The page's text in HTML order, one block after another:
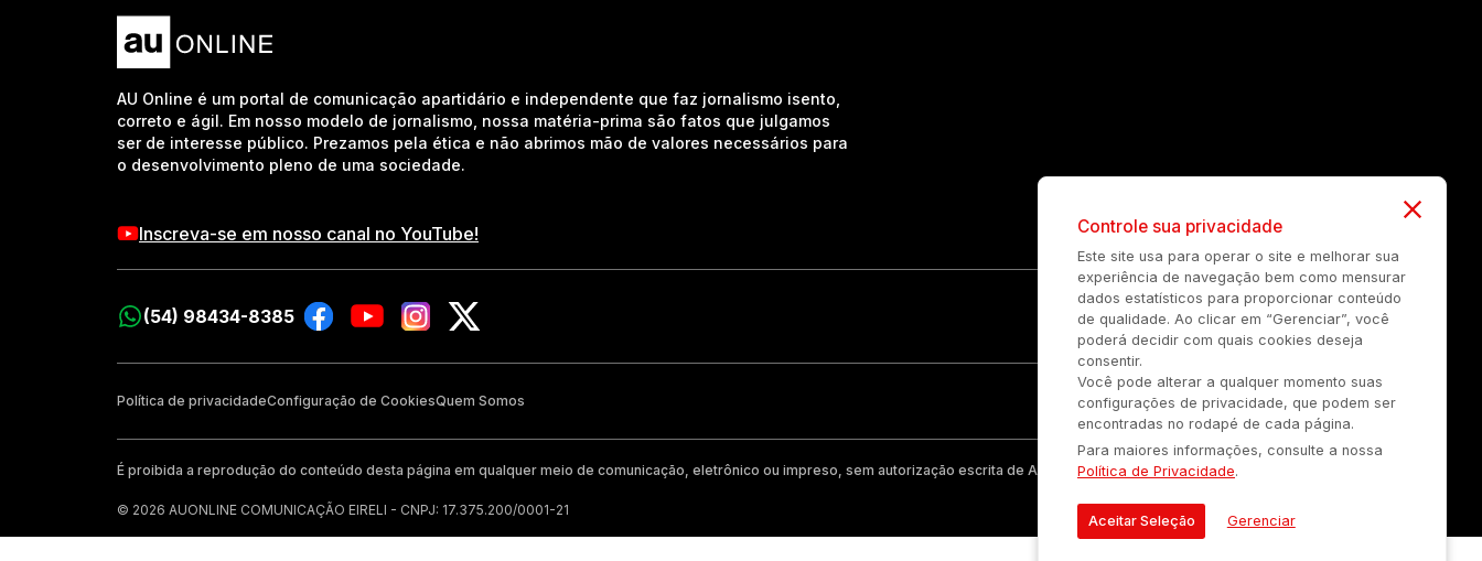
AU Online é um portal de comunicação apartidário e independente que faz jornalismo isento,
correto e ágil. Em nosso modelo de jornalismo, nossa matéria-prima são fatos que julgamos
ser de interesse público. Prezamos pela ética e não abrimos mão de valores necessários para
o desenvolvimento pleno de uma sociedade.
Inscreva-se em nosso canal no YouTube!
(54) 98434-8385
Política de privacidadeConfiguração de CookiesQuem Somos
É proibida a reprodução do conteúdo desta página em qualquer meio de comunicação, eletrônico ou impreso, sem autorização escrita de Auonline Comunicação Eireli.
© 2026 AUONLINE COMUNICAÇÃO EIRELI - CNPJ: 17.375.200/0001-21
Controle sua privacidade
Este site usa para operar o site e melhorar sua
experiência de navegação bem como mensurar
dados estatísticos para proporcionar conteúdo
de qualidade. Ao clicar em “Gerenciar”, você
poderá decidir com quais cookies deseja
consentir.
Você pode alterar a qualquer momento suas
configurações de privacidade, que podem ser
encontradas no rodapé de cada página.
Para maiores informações, consulte a nossa
Política de Privacidade.
Aceitar Seleção Gerenciar